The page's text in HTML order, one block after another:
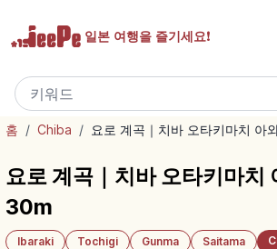
일본 여행을 즐기세요!
홈 / Chiba / 요로 계곡｜치바 오타키마치 아
요로 계곡｜치바 오타키마치
30m
Ibaraki Tochigi Gunma Saitama